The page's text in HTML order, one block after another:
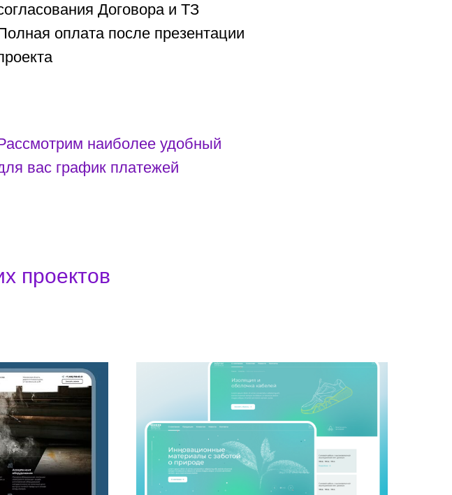
Договора и ТЗ
оплата после презентации
наиболее удобный
вас график платежей
проектов